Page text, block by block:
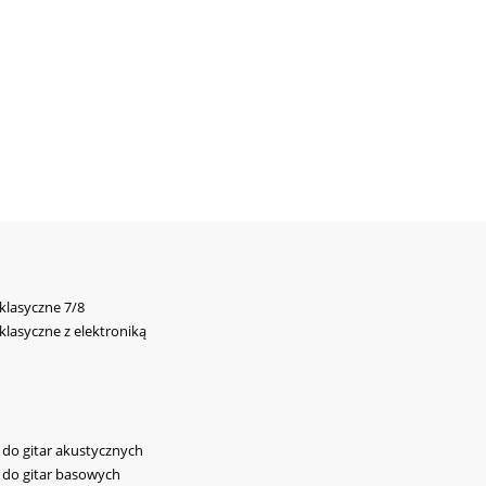
7/8
z elektroniką
gitar akustycznych
gitar basowych